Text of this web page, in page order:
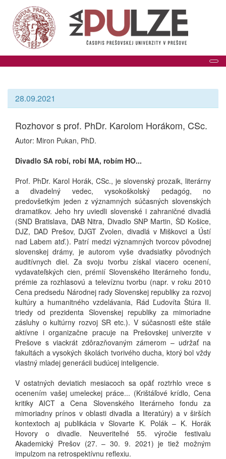
28.09.2021
Rozhovor s prof. PhDr. Karolom Horákom, CSc.
Autor: Miron Pukan, PhD.
Divadlo SA robí, robí MA, robím HO...
Prof. PhDr. Karol Horák, CSc., je slovenský prozaik, literárny
a divadelný vedec, vysokoškolský pedagóg, no
predovšetkým jeden z významných súčasných slovenských
dramatikov. Jeho hry uviedli slovenské i zahraničné divadlá
(SND Bratislava, DAB Nitra, Divadlo SNP Martin, ŠD Košice,
DJZ, DAD Prešov, DJGT Zvolen, divadlá v Miškovci a Ústí
nad Labem atď.). Patrí medzi významných tvorcov pôvodnej
slovenskej drámy, je autorom vyše dvadsiatky pôvodných
auditívnych diel. Za svoju tvorbu získal viacero ocenení,
vydavateľských cien, prémií Slovenského literárneho fondu,
prémie za rozhlasovú a televíznu tvorbu (napr. v roku 2010
Cena predsedu Národnej rady Slovenskej republiky za rozvoj
kultúry a humanitného vzdelávania, Rád Ľudovíta Štúra II.
triedy od prezidenta Slovenskej republiky za mimoriadne
zásluhy o kultúrny rozvoj SR etc.). V súčasnosti ešte stále
aktívne i organizačne pracuje na Prešovskej univerzite v
Prešove s viackrát zdôrazňovaným zámerom – udržať na
fakultách a vysokých školách tvorivého ducha, ktorý bol vždy
vlastný mladej generácii budúcej inteligencie.
V ostatných deviatich mesiacoch sa opäť roztrhlo vrece s
ocenením vašej umeleckej práce... (Krištáľové krídlo, Cena
kritiky AICT a Cena Slovenského literárneho fondu za
mimoriadny prínos v oblasti divadla a literatúry) a v širších
kontextoch aj publikácia v Slovarte K. Polák – K. Horák
Hovory o divadle. Neuveriteľné 55. výročie festivalu
Akademický Prešov (27. – 30. 9. 2021) je tiež možným
impulzom na retrospektívnu reflexiu.